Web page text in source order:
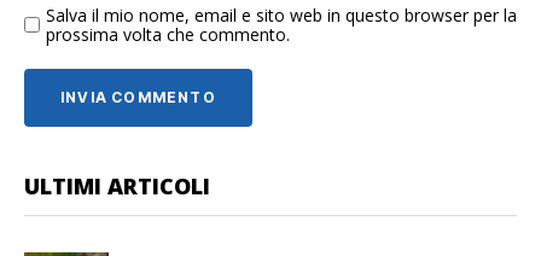
Salva il mio nome, email e sito web in questo browser per la
prossima volta che commento.
ULTIMI ARTICOLI